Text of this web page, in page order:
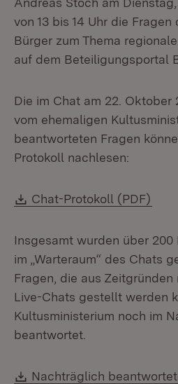
von 13 bis 14 Uhr die
Bürger zum Thema
auf dem Beteiligungsportal
Die im Chat am 22. Oktober
vom ehemaligen
beantworteten Fragen
Protokoll nachlesen:
Download:
Chat-Protokoll (PDF)
Insgesamt wurden über 200
im „Warteraum“ des Chats
Fragen, die aus
Live-Chats gestellt werden
Kultusministerium noch im
beantwortet.
Download:
Nachträglich